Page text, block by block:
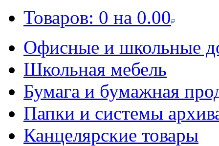
Товаров: 0 на 0.00
Офисные и школьные
Школьная мебель
Бумага и бумажная
Папки и системы
Канцелярские товары